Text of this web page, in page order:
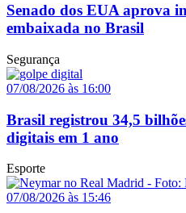
Senado dos EUA aprova
embaixada no Brasil
Segurança
07/08/2026 às 16:00
Brasil registrou 34,5
digitais em 1 ano
Esporte
07/08/2026 às 15:46